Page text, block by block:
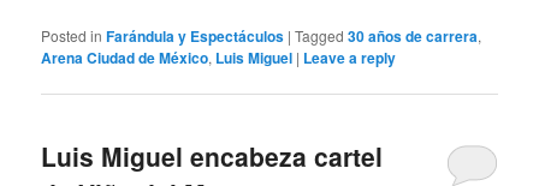
Posted in Farándula y Espectáculos |Tagged 30 años de carrera,
Arena Ciudad de México, Luis Miguel | Leave a reply
Luis Miguel encabeza cartel